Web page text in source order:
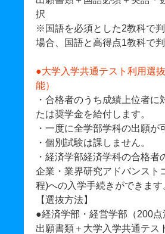
択
※国語を必須とした2教科で
場合、国語と高得点1教科で判
●大学入学共通テスト利用選
能）
・合格者のうち成績上位者に
たは奨学金を給付します。
・一度に全学部学科の出願が
・個別試験は課しません。
・経済学部経済学科の合格者
企業・業界研究アドバンスト
程)への入学手続きができます
【選抜方法】
●経済学部・経営学部（200点
出願書類＋大学入学共通テス